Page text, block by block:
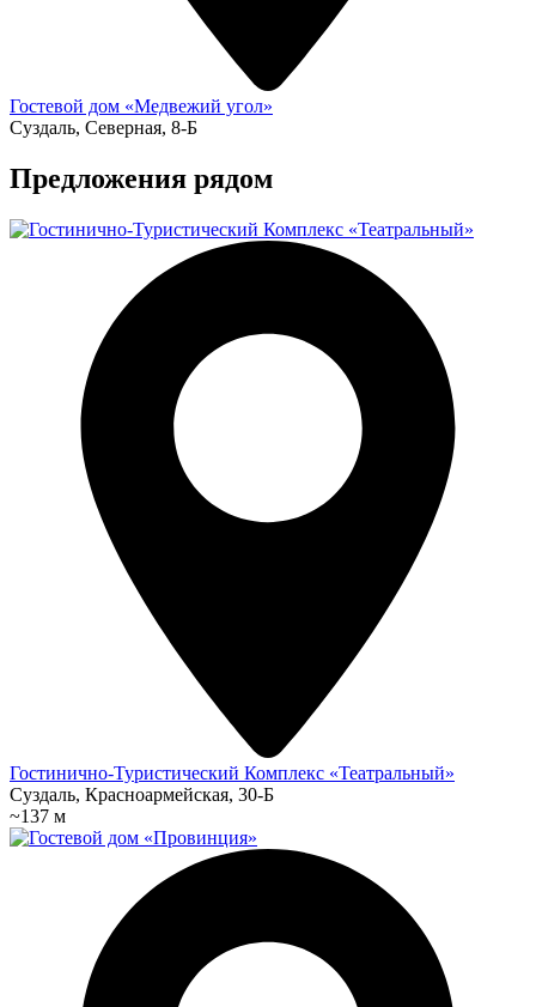
Гостевой дом «Медвежий угол»
Суздаль, Северная, 8-Б
Предложения рядом
Гостинично-Туристический Комплекс «Театральный»
Суздаль, Красноармейская, 30-Б
~137 м